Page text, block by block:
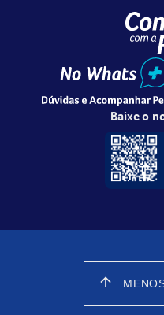
Baixe o
arrow_upward